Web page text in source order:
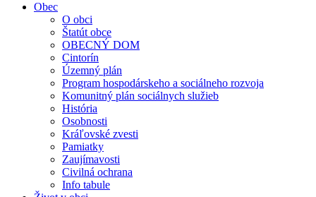
Obec
O obci
Štatút obce
OBECNÝ DOM
Cintorín
Územný plán
Program hospodárskeho a sociálneho rozvoja
Komunitný plán sociálnych služieb
História
Osobnosti
Kráľovské zvesti
Pamiatky
Zaujímavosti
Civilná ochrana
Info tabule